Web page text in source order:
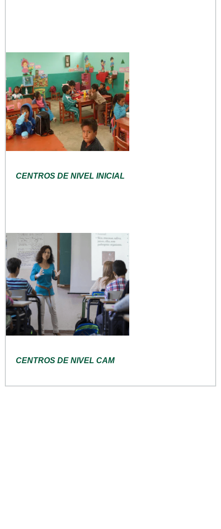
CENTROS DE NIVEL INICIAL
CENTROS DE NIVEL CAM